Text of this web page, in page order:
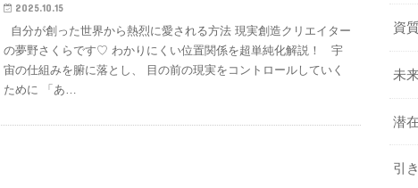
2025.10.15
自分が創った世界から熱烈に愛される方法 現実創造クリエイター
の夢野さくらです♡ わかりにくい位置関係を超単純化解説！ 宇
宙の仕組みを腑に落とし、 目の前の現実をコントロールしていく
ために 「あ…
資
未
潜
引